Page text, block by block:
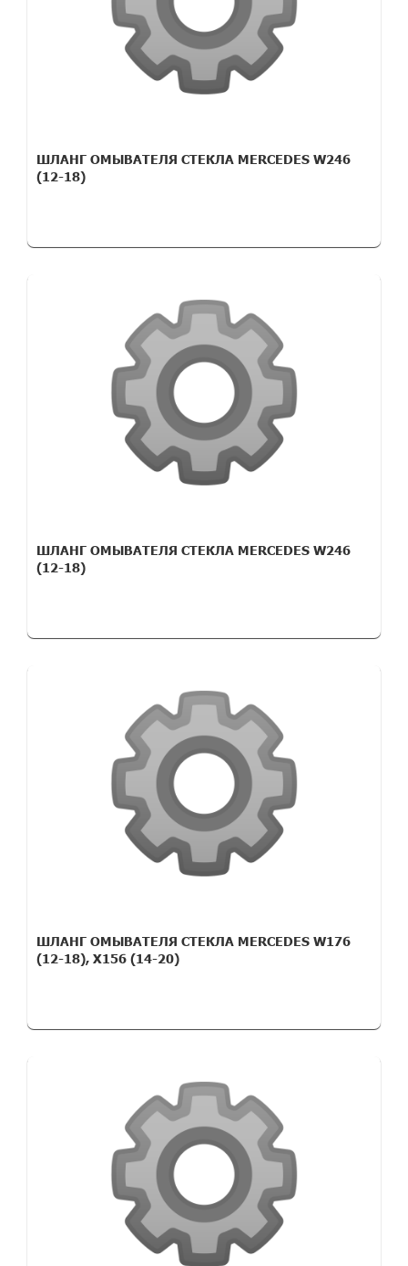
ШЛАНГ ОМЫВАТЕЛЯ СТЕКЛА MERCEDES W246
(12-18)
ШЛАНГ ОМЫВАТЕЛЯ СТЕКЛА MERCEDES W246
(12-18)
ШЛАНГ ОМЫВАТЕЛЯ СТЕКЛА MERCEDES W176
(12-18), X156 (14-20)